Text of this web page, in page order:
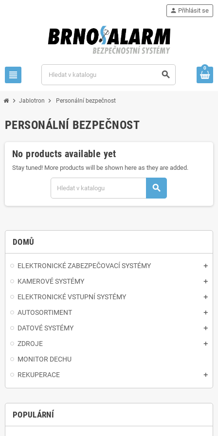
view_headline search
person Přihlásit se
0
chevron_right Jablotron chevron_right Personální bezpečnost
DOMŮ
ELEKTRONICKÉ ZABEZPEČOVACÍ SYSTÉMY
KAMEROVÉ SYSTÉMY
ELEKTRONICKÉ VSTUPNÍ SYSTÉMY
AUTOSORTIMENT
DATOVÉ SYSTÉMY
ZDROJE
MONITOR DECHU
REKUPERACE
POPULÁRNÍ
PERSONÁLNÍ BEZPEČNOST
No products available yet
Stay tuned! More products will be shown here as they are added.
search